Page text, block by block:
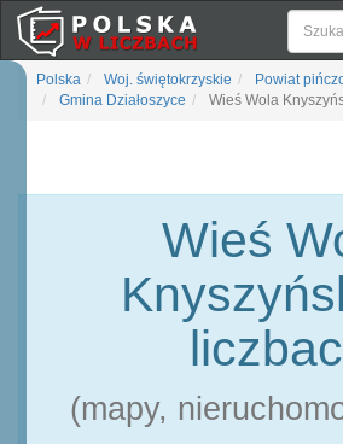
Polska Woj. świętokrzyskie
Powiat
Gmina Działoszyce
Wieś Wola
Wieś
(mapy,